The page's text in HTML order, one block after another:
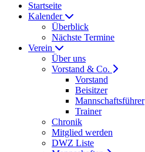
Startseite
Kalender
Überblick
Nächste Termine
Verein
Über uns
Vorstand & Co.
Vorstand
Beisitzer
Mannschaftsführer
Trainer
Chronik
Mitglied werden
DWZ Liste